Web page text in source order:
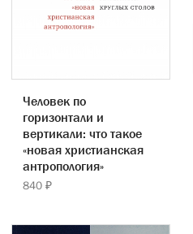
Человек по
горизонтали и
вертикали: что такое
«новая христианская
антропология»
840 ₽